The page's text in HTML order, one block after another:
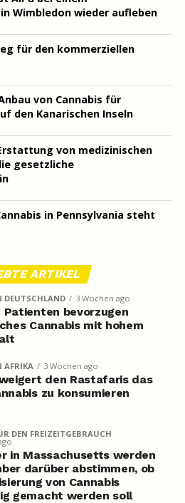
Wimbledon wieder aufleben
für den kommerziellen
von Cannabis für
den Kanarischen Inseln
von medizinischen
gesetzliche
in Pennsylvania steht
ARTIKEL
DEUTSCHLAND 3 Wochen ago
Patienten bevorzugen
Cannabis mit hohem
AFRIKA 3 Wochen ago
den Rastafaris das
zu konsumieren
DEN FREIZEITGEBRAUCH
in Massachusetts werden
darüber abstimmen, ob
von Cannabis
gemacht werden soll